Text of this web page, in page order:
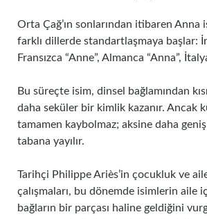
Orta Çağ’ın sonlarından itibaren Anna
farklı dillerde standartlaşmaya başlar:
Fransızca “Anne”, Almanca “Anna”,
Bu süreçte isim, dinsel bağlamından
daha seküler bir kimlik kazanır. Ancak
tamamen kaybolmaz; aksine daha
tabana yayılır.
Tarihçi Philippe Ariès’in çocukluk ve
çalışmaları, bu dönemde isimlerin aile
bağların bir parçası haline geldiğini